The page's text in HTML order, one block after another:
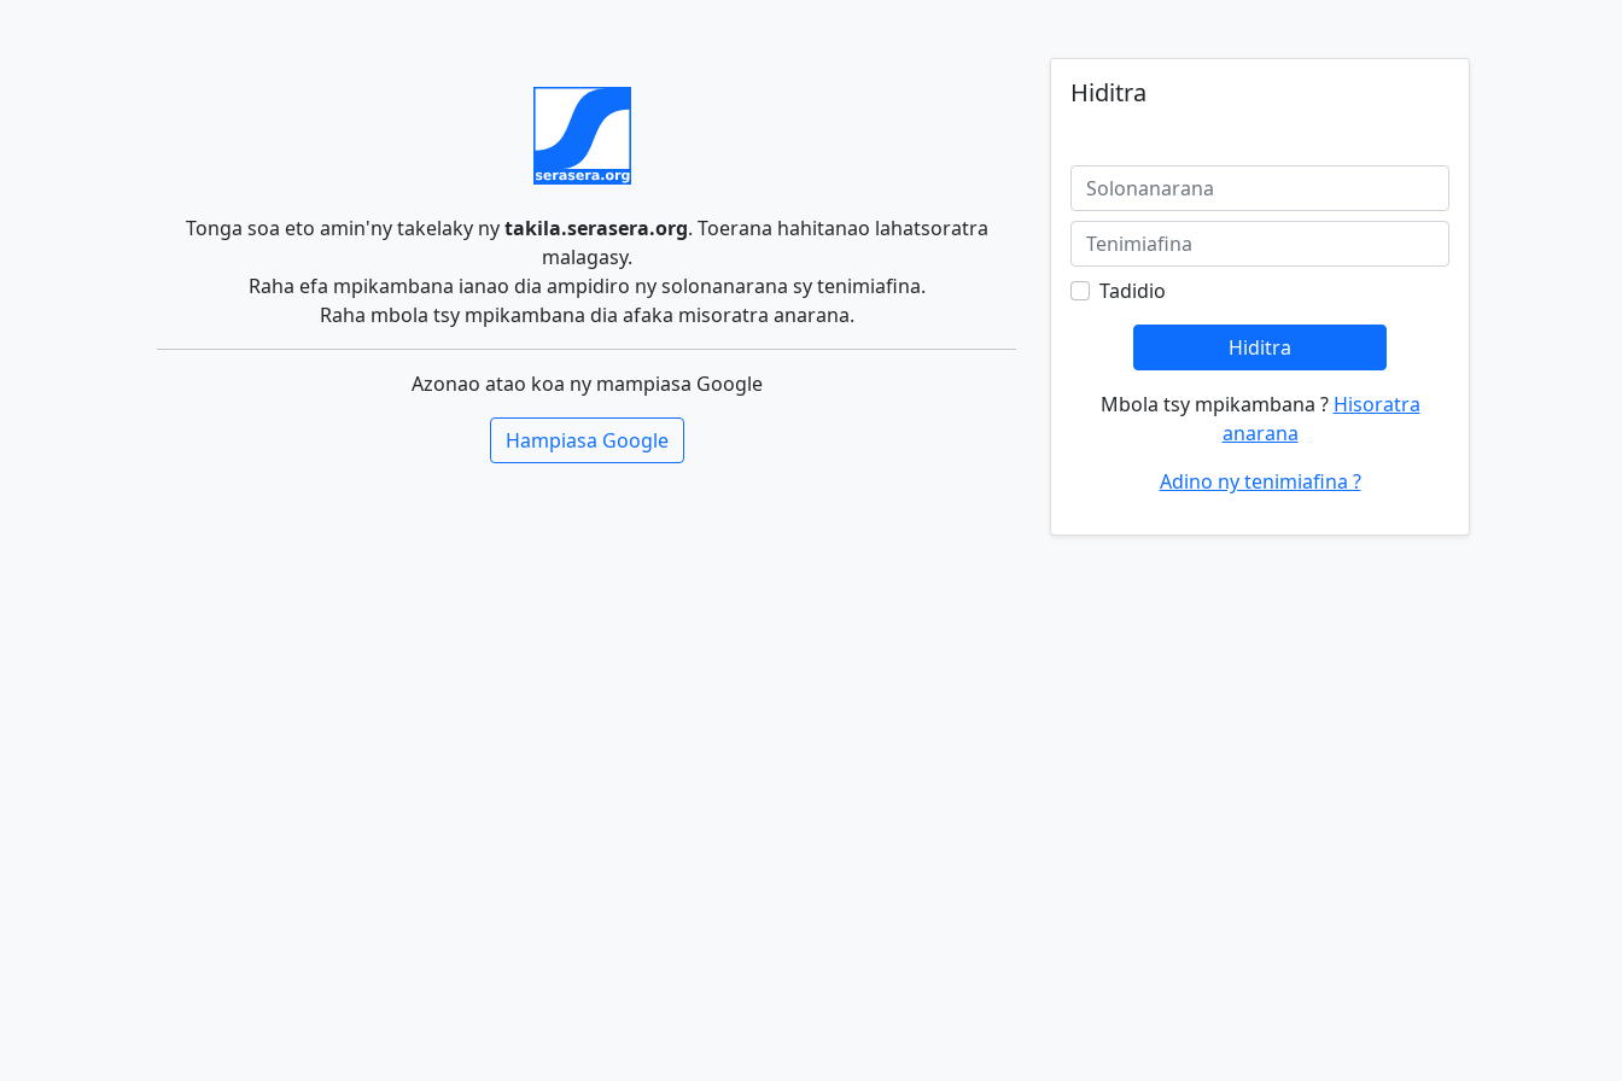
Tonga soa eto amin'ny takelaky nytakila.serasera.org. Toerana hahitanao lahatsoratra
malagasy.
Raha efa mpikambana ianao dia ampidiro ny solonanarana sy tenimiafina.
Raha mbola tsy mpikambana dia afaka misoratra anarana.
Azonao atao koa ny mampiasa Google
Hampiasa Google
Hiditra
Tadidio
Hiditra
Mbola tsy mpikambana ? Hisoratra
anarana
Adino ny tenimiafina ?